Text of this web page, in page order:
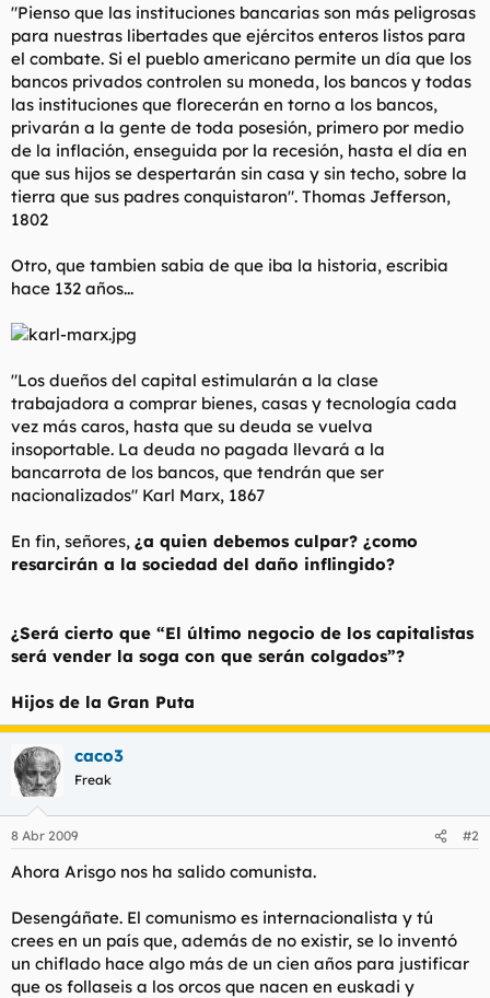
"Pienso que las instituciones bancarias son más peligrosas
para nuestras libertades que ejércitos enteros listos para
el combate. Si el pueblo americano permite un día que los
bancos privados controlen su moneda, los bancos y todas
las instituciones que florecerán en torno a los bancos,
privarán a la gente de toda posesión, primero por medio
de la inflación, enseguida por la recesión, hasta el día en
que sus hijos se despertarán sin casa y sin techo, sobre la
tierra que sus padres conquistaron". Thomas Jefferson,
1802
Otro, que tambien sabia de que iba la historia, escribia
hace 132 años...
"Los dueños del capital estimularán a la clase
trabajadora a comprar bienes, casas y tecnología cada
vez más caros, hasta que su deuda se vuelva
insoportable. La deuda no pagada llevará a la
bancarrota de los bancos, que tendrán que ser
nacionalizados" Karl Marx, 1867
En fin, señores, ¿a quien debemos culpar? ¿como
resarcirán a la sociedad del daño inflingido?
¿Será cierto que “El último negocio de los capitalistas
será vender la soga con que serán colgados”?
Hijos de la Gran Puta
caco3
Freak
8 Abr 2009 #2
Ahora Arisgo nos ha salido comunista.
Desengáñate. El comunismo es internacionalista y tú
crees en un país que, además de no existir, se lo inventó
un chiflado hace algo más de un cien años para justificar
que os follaseis a los orcos que nacen en euskadi y